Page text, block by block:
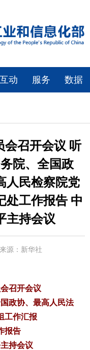
互动 服务 数据
会召开会议 听
院、全国政
人民检察院党
处工作报告 中
主持会议
来源：新华社
召开会议
政协、最高人民法
工作汇报
报告
持会议